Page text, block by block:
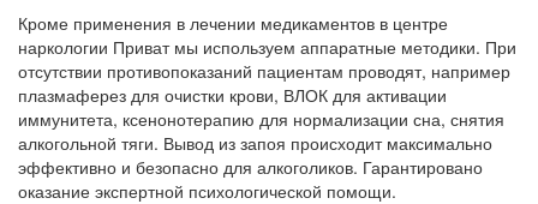
Кроме применения в лечении медикаментов в центре
наркологии Приват мы используем аппаратные методики. При
отсутствии противопоказаний пациентам проводят, например
плазмаферез для очистки крови, ВЛОК для активации
иммунитета, ксенонотерапию для нормализации сна, снятия
алкогольной тяги. Вывод из запоя происходит максимально
эффективно и безопасно для алкоголиков. Гарантировано
оказание экспертной психологической помощи.